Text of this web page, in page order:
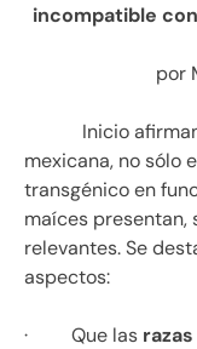
incompatible
por
Inicio
mexicana, no sólo
transgénico en
maíces presentan,
relevantes. Se
aspectos:
· Que las